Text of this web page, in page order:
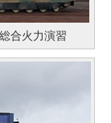
合火力演習